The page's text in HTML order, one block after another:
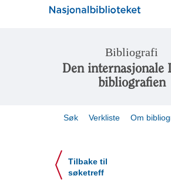
Bibliografi
Den internasjonale
bibliografien
Søk Verkliste Om
Tilbake til
søketreff